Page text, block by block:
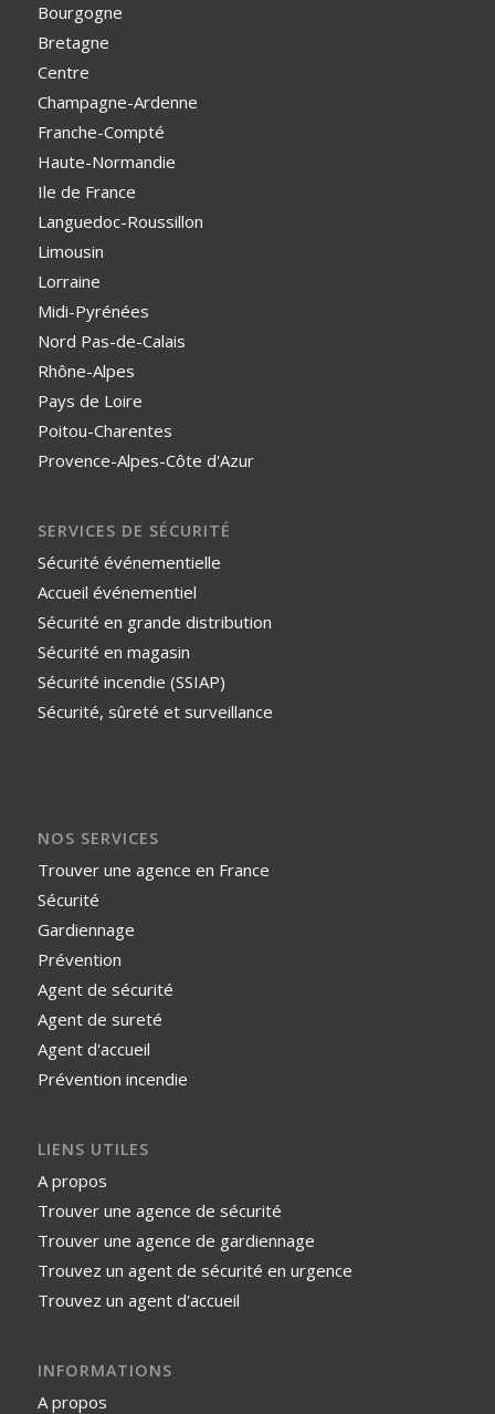
Bourgogne
Bretagne
Centre
Champagne-Ardenne
Franche-Compté
Haute-Normandie
Ile de France
Languedoc-Roussillon
Limousin
Lorraine
Midi-Pyrénées
Nord Pas-de-Calais
Rhône-Alpes
Pays de Loire
Poitou-Charentes
Provence-Alpes-Côte d'Azur
SERVICES DE SÉCURITÉ
Sécurité événementielle
Accueil événementiel
Sécurité en grande distribution
Sécurité en magasin
Sécurité incendie (SSIAP)
Sécurité, sûreté et surveillance
NOS SERVICES
Trouver une agence en France
Sécurité
Gardiennage
Prévention
Agent de sécurité
Agent de sureté
Agent d'accueil
Prévention incendie
LIENS UTILES
A propos
Trouver une agence de sécurité
Trouver une agence de gardiennage
Trouvez un agent de sécurité en urgence
Trouvez un agent d'accueil
INFORMATIONS
A propos